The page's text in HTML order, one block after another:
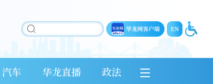
汽车 华龙直播 政法